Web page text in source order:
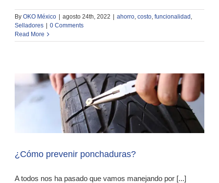
By OKO México agosto 24th, 2022 ahorro, costo, funcionalidad ,
Selladores
0 Comments
Read More
¿Cómo prevenir ponchaduras?
A todos nos ha pasado que vamos manejando por [...]